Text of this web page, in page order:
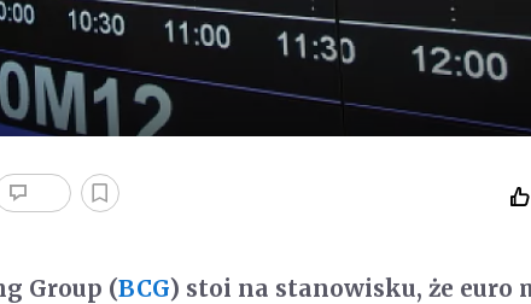
Group (BCG) stoi na stanowisku, że euro